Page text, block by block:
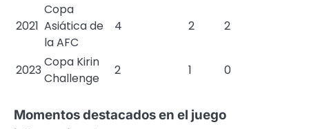
2021
Copa
Asiática de
la AFC
4 2 2
2023
Copa Kirin
Challenge
2 1 0
Momentos destacados en el juego